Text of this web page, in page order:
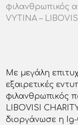
φιλανθρωπικός
VYTINA –
Με μεγάλη
εξαιρετικές
φιλανθρωπικός
LIBOVISI
διοργάνωσε η Ig-